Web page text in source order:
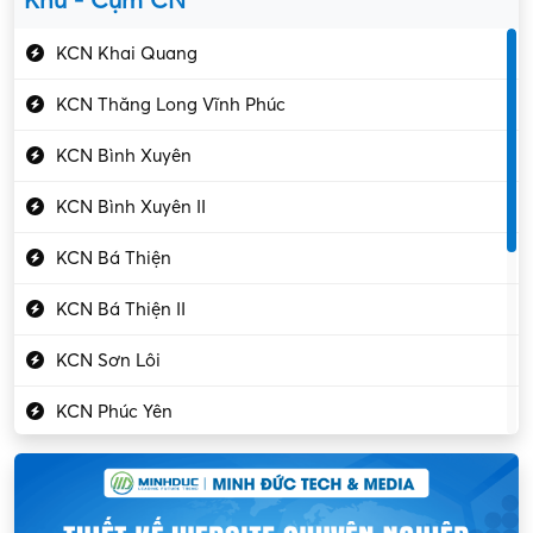
Kỹ sư điện
Kỹ thuật cao
Kỹ thuật mạng – IT
Làm bán thời gian
Lao động phổ thông
Lập trình – Phát triển
Luật – Công chứng
Marketing – PR
Mỹ phẩm – Trang sức
KCN Khai Quang
KCN Thăng Long Vĩnh Phúc
KCN Bình Xuyên
KCN Bình Xuyên II
KCN Bá Thiện
KCN Bá Thiện II
KCN Sơn Lôi
KCN Phúc Yên
KCN Chấn Hưng